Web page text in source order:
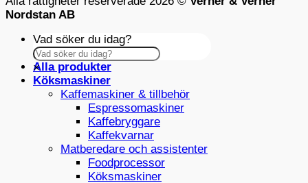
Nordstan AB
Vad söker du idag?
×
Alla produkter
Köksmaskiner
Kaffemaskiner & tillbehör
Espressomaskiner
Kaffebryggare
Kaffekvarnar
Matberedare och assistenter
Foodprocessor
Köksmaskiner